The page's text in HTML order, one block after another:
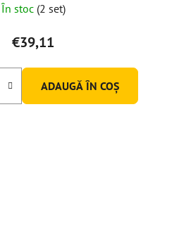
medie
a
produsului
este
5,0
În stoc (2 set)
€39,11
ADAUGĂ ÎN COŞ